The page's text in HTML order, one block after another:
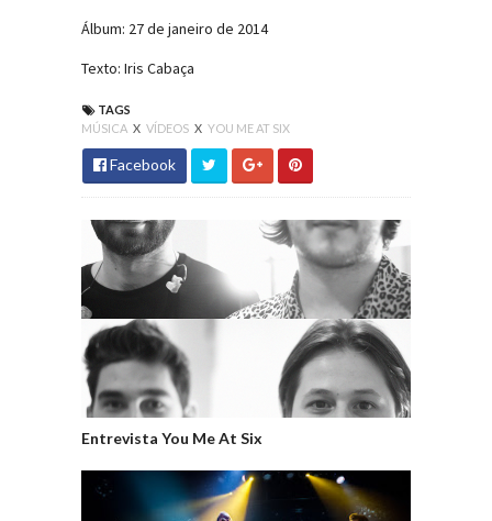
Álbum: 27 de janeiro de 2014
Texto: Iris Cabaça
TAGS
MÚSICA X VÍDEOS X YOU ME AT SIX
Facebook
Entrevista You Me At Six